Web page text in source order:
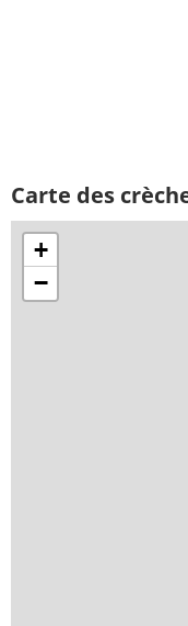
Carte des
+
−